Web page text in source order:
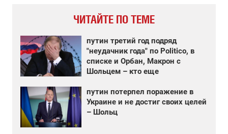
ЧИТАЙТЕ ПО ТЕМЕ
путин третий год подряд
"неудачник года" по Politico, в
списке и Орбан, Макрон с
Шольцем – кто еще
путин потерпел поражение в
Украине и не достиг своих целей
– Шольц